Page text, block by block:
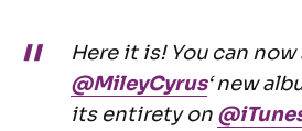
Here it is! You can
@MileyCyrus‘ new
its entirety on